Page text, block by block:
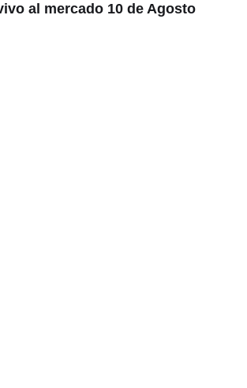
al mercado 10 de Agosto